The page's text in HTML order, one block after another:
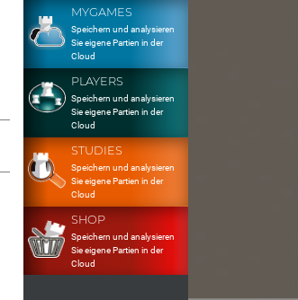
MYGAMES
Speichern und analysieren
Sie eigene Partien in der
Cloud
PLAYERS
Speichern und analysieren
Sie eigene Partien in der
Cloud
STUDIES
Speichern und analysieren
Sie eigene Partien in der
Cloud
SHOP
Speichern und analysieren
Sie eigene Partien in der
Cloud